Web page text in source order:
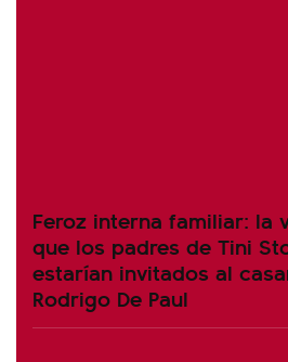
Feroz interna familiar: la
que los padres de Tini
estarían invitados al
Rodrigo De Paul